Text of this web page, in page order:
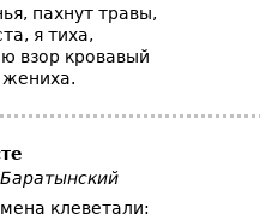
пахнут травы,
я тиха,
взор кровавый
жениха.
клеветали: